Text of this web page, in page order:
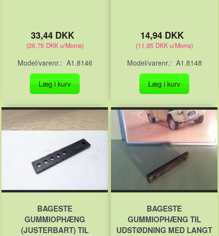
33,44 DKK
(26,75 DKKu/Moms)
Model/varenr.: A1.8146
Læg i kurv
14,94 DKK
(11,95 DKKu/Moms)
Model/varenr.: A1.8148
Læg i kurv
BAGESTE
GUMMIOPHÆNG
(JUSTERBART) TIL
BAGESTE
GUMMIOPHÆNG TIL
UDSTØDNING MED LANGT